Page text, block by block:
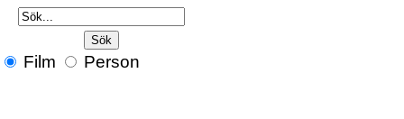
Film Person